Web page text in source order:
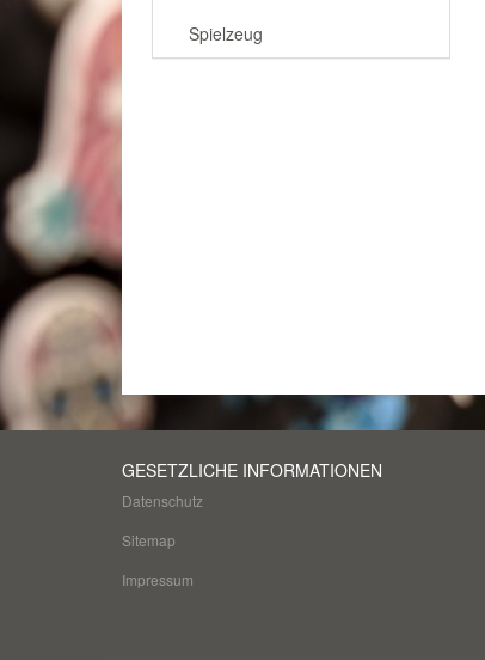
Spielzeug
GESETZLICHE INFORMATIONEN
Datenschutz
Sitemap
Impressum